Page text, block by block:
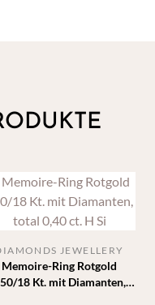
Memoire-Ring Rotgold
18 Kt. mit Diamanten,
JEWELLERY